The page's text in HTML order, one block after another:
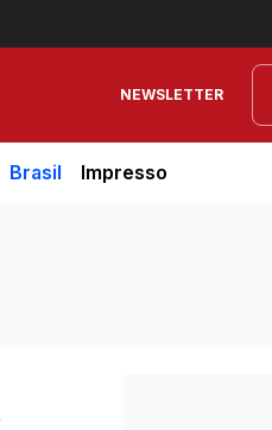
NEWSLETTER
Brasil Impresso